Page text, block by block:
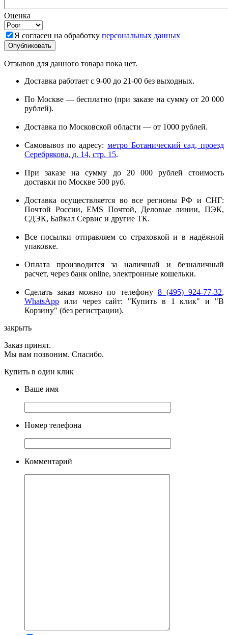
Оценка
Я согласен на обработку персональных данных
Отзывов для данного товара пока нет.
Доставка работает с 9-00 до 21-00 без выходных.
По Москве — бесплатно (при заказе на сумму от 20 000
рублей).
Доставка по Московской области — от 1000 рублей.
Самовывоз по адресу: метро Ботанический сад, проезд
Серебрякова, д. 14, стр. 15.
При заказе на сумму до 20 000 рублей стоимость
доставки по Москве 500 руб.
Доставка осуществляется во все регионы РФ и СНГ:
Почтой России, EMS Почтой, Деловые линии, ПЭК,
СДЭК, Байкал Сервис и другие ТК.
Все посылки отправляем со страховкой и в надёжной
упаковке.
Оплата производится за наличный и безналичный
расчет, через банк online, электронные кошельки.
Сделать заказ можно по телефону 8 (495) 924-77-32,
WhatsApp или через сайт: "Купить в 1 клик" и "В
Корзину" (без регистрации).
закрыть
Заказ принят.
Мы вам позвоним. Спасибо.
Купить в один клик
Ваше имя
Номер телефона
Комментарий